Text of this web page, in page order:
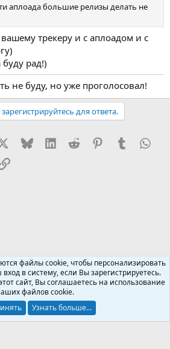
аплоада большие релизы делать не
трекеру и с аплоадом и с
рад!)
не буду, но уже проголосовал!
для ответа.
X (Twitter)
BlueskyLinkedInReddit PinterestTumblr
почта
Ссылка
и правила
Помощь
файлы cookie, чтобы персонализировать
в систему, если Вы зарегистрируетесь.
сайт, Вы соглашаетесь на использование
файлов cookie.
Узнать больше...